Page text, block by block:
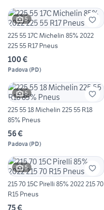
5
225 55 17C Michelin 85% 2022
225 55 R17 Pneus
100 €
Padova (PD)
5
225 55 18 Michelin 225 55 R18
85% Pneus
56 €
Padova (PD)
5
215 70 15C Pirelli 85% 2022 215 70
R15 Pneus
75 €